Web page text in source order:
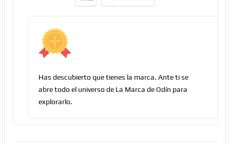
Has descubierto que tienes la marca. Ante ti se
abre todo el universo de La Marca de Odín para
explorarlo.